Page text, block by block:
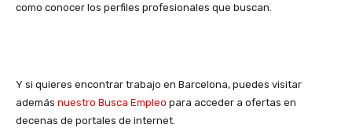
como conocer los perfiles profesionales que buscan.
Y si quieres encontrar trabajo en Barcelona, puedes visitar
además nuestro Busca Empleo para acceder a ofertas en
decenas de portales de internet.